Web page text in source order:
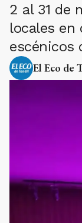
2 al 31 de
locales en
escénicos
El Eco de